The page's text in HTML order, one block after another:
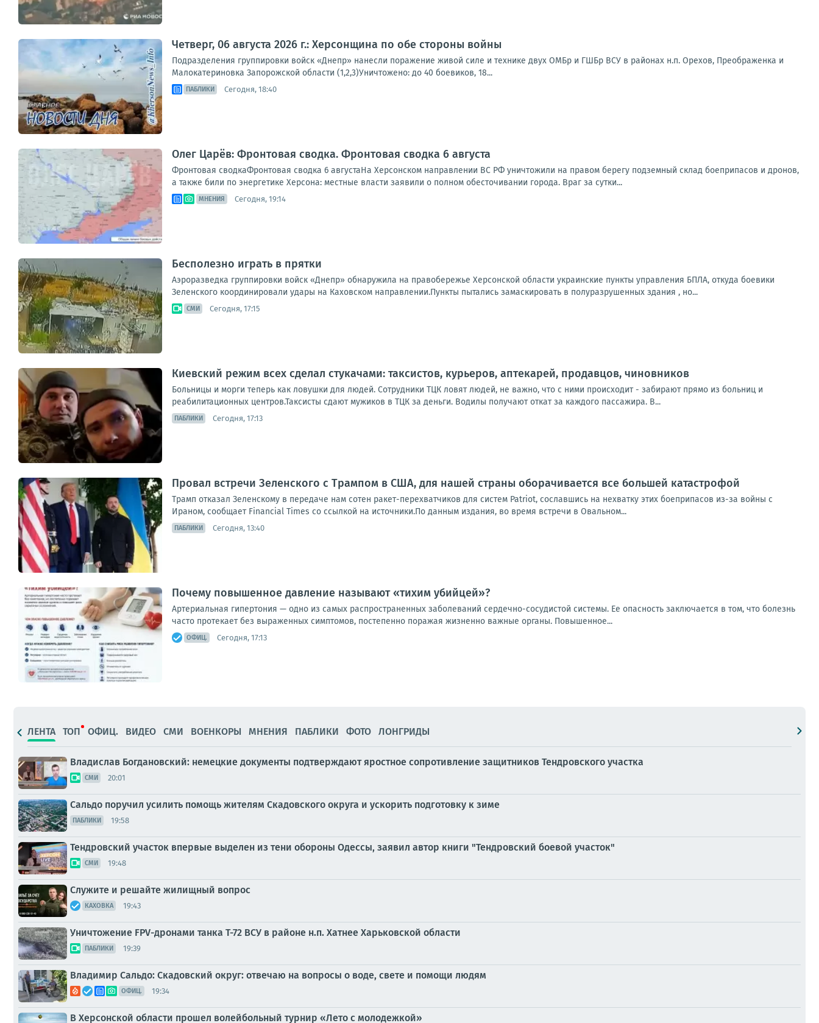
Четверг, 06 августа 2026 г.: Херсонщина по обе стороны войны
Подразделения группировки войск «Днепр» нанесли поражение живой силе и технике двух ОМБр и ГШБр ВСУ в районах н.п. Орехов, Преображенка и
Малокатериновка Запорожской области (1,2,3)Уничтожено: до 40 боевиков, 18...
ПАБЛИКИ Сегодня, 18:40
Олег Царёв: Фронтовая сводка. Фронтовая сводка 6 августа
Фронтовая сводкаФронтовая сводка 6 августаНа Херсонском направлении ВС РФ уничтожили на правом берегу подземный склад боеприпасов и дронов,
а также били по энергетике Херсона: местные власти заявили о полном обесточивании города. Враг за сутки...
МНЕНИЯ Сегодня, 19:14
Бесполезно играть в прятки
Аэроразведка группировки войск «Днепр» обнаружила на правобережье Херсонской области украинские пункты управления БПЛА, откуда боевики
Зеленского координировали удары на Каховском направлении.Пункты пытались замаскировать в полуразрушенных здания , но...
СМИ Сегодня, 17:15
Киевский режим всех сделал стукачами: таксистов, курьеров, аптекарей, продавцов, чиновников
Больницы и морги теперь как ловушки для людей. Сотрудники ТЦК ловят людей, не важно, что с ними происходит - забирают прямо из больниц и
реабилитационных центров.Таксисты сдают мужиков в ТЦК за деньги. Водилы получают откат за каждого пассажира. В...
ПАБЛИКИ Сегодня, 17:13
Провал встречи Зеленского с Трампом в США, для нашей страны оборачивается все большей катастрофой
Трамп отказал Зеленскому в передаче нам сотен ракет-перехватчиков для систем Patriot, сославшись на нехватку этих боеприпасов из-за войны с
Ираном, сообщает Financial Times со ссылкой на источники.По данным издания, во время встречи в Овальном...
ПАБЛИКИ Сегодня, 13:40
Почему повышенное давление называют «тихим убийцей»?
Артериальная гипертония — одно из самых распространенных заболеваний сердечно-сосудистой системы. Ее опасность заключается в том, что болезнь
часто протекает без выраженных симптомов, постепенно поражая жизненно важные органы. Повышенное...
ОФИЦ. Сегодня, 17:13
ЛЕНТА ТОП ОФИЦ. ВИДЕО СМИ ВОЕНКОРЫ МНЕНИЯ ПАБЛИКИ ФОТО ЛОНГРИДЫ
Владислав Богдановский: немецкие документы подтверждают яростное сопротивление защитников Тендровского участка
СМИ 20:01
Сальдо поручил усилить помощь жителям Скадовского округа и ускорить подготовку к зиме
ПАБЛИКИ 19:58
Тендровский участок впервые выделен из тени обороны Одессы, заявил автор книги "Тендровский боевой участок"
СМИ 19:48
Служите и решайте жилищный вопрос
КАХОВКА 19:43
Уничтожение FPV-дронами танка Т-72 ВСУ в районе н.п. Хатнее Харьковской области
ПАБЛИКИ 19:39
Владимир Сальдо: Скадовский округ: отвечаю на вопросы о воде, свете и помощи людям
ОФИЦ. 19:34
В Херсонской области прошел волейбольный турнир «Лето с молодежкой»